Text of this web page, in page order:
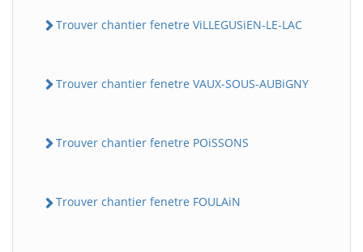
Trouver chantier fenetre ViLLEGUSiEN-LE-LAC
Trouver chantier fenetre VAUX-SOUS-AUBiGNY
Trouver chantier fenetre POiSSONS
Trouver chantier fenetre FOULAiN